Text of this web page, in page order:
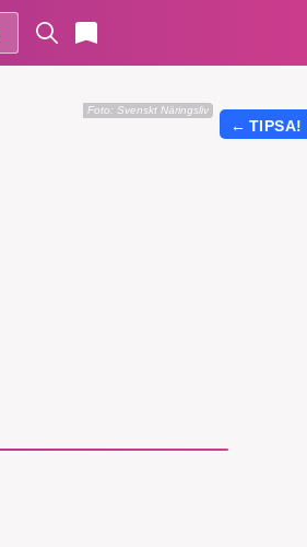
Foto: Svenskt Näringsliv
← TIPSA!